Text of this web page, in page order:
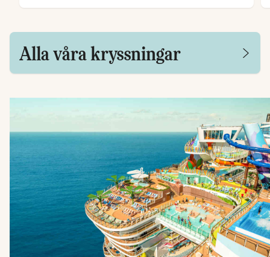
Alla våra kryssningar